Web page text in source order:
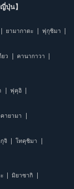
ปุ่น】
ยามากาตะ ฟุกุชิมา
ยว
คานากาวา
ฟุคุอิ
ายามา
จิ
โทคุชิมา
มิยาซากิ